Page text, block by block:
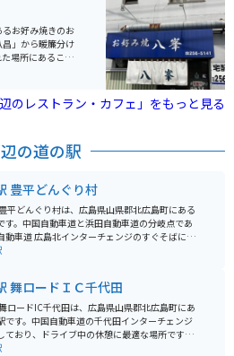
販売、体験乳搾
があります。
お好み焼きのお
」から暖簾分け
場所にあること
です。大概の方
でボリュームも
して薄く敷いた
を感じられてい
辺のレストラン・カフェ」をもっと見る
の道の駅
豊平どんぐり村
平どんぐり村は、広島県山県郡北広島町にある
す。中国自動車道と浜田自動車道の分岐点であ
動車道 広島北インターチェンジのすぐそばに位
イブ中の休憩スポットとして最適です。 地元
産の新鮮な野菜や果物は人気です。また、豊平
村の名物は、地元産のそば粉を使った手打ちそ
コシのある食感と、そばの香りが楽しめます。
訪れる場合、広島北インターチェンジからすぐ
あり、アクセスは良好です。広い駐車場も完備
舞ロードＩＣ千代田
ロードIC千代田は、広島県山県郡北広島町にあ
です。中国自動車道の千代田インターチェンジ
ており、ドライブ中の休憩に最適な場所です。
産品を販売する物産館や、地元食材を使った料